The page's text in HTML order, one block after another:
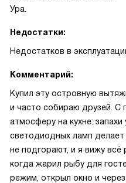
Ура.
Недостатки:
Недостатков в
Комментарий:
Купил эту островную
и часто собираю друзей. С
атмосферу на кухне:
светодиодных ламп делает
не подгорают, и я вижу
когда жарил рыбу для
режим, открыл окно и